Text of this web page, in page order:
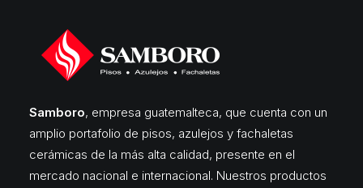
Samboro, empresa guatemalteca, que cuenta con un
amplio portafolio de pisos, azulejos y fachaletas
cerámicas de la más alta calidad, presente en el
mercado nacional e internacional. Nuestros productos